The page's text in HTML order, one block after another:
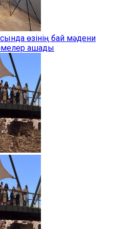
өзінің бай мәдени
ашады